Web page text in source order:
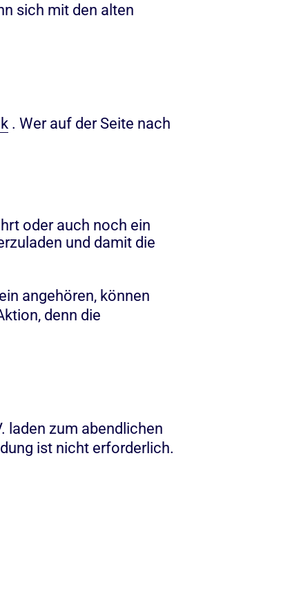
sich mit den alten
. Wer auf der Seite nach
oder auch noch ein
und damit die
angehören, können
denn die
laden zum abendlichen
ist nicht erforderlich.